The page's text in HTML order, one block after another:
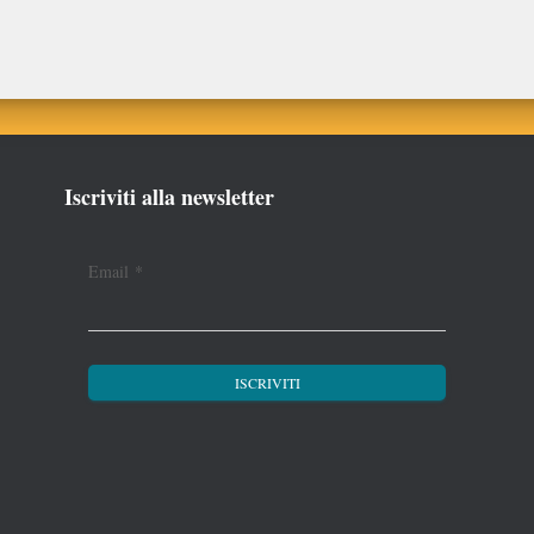
Iscriviti alla newsletter
Email *